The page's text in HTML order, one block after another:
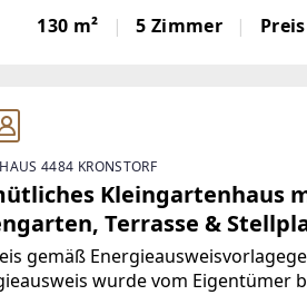
verbindet historischen Charme mit
– ideal für junge Familien,
130 m² 5 Zimmer
4484 KRONSTORF
Kleingartenhaus
Terrasse &
gemäß
wurde vom Eigentümer